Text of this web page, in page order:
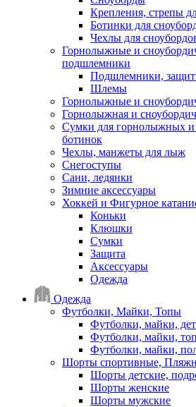
Крепления, стрепы
Ботинки для
Чехлы для
Горнолыжные и
подшлемники
Подшлемники,
Шлемы
Горнолыжные и
Горнолыжная и
Сумки для горнолыжных и
ботинок
Чехлы, манжеты для лыж
Снегоступы
Сани, ледянки
Зимние аксессуары
Хоккей и Фигурное
Коньки
Клюшки
Сумки
Защита
Аксессуары
Одежда
Одежда
Футболки, Майки, Топы
Футболки, майки,
Футболки, майки,
Футболки, майки,
Шорты спортивные,
Шорты детские,
Шорты женские
Шорты мужские